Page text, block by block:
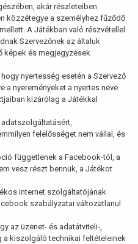
akár részleteiben
közzétegye a személyhez fűződő
A Játékban való részvétellel
Szervezőnek az általuk
és megjegyzések
nyertesség esetén a Szervező
a nyereményeket a nyertes neve
kizárólag a Játékkal
felelősséget nem vállal, és
függetlenek a Facebook-tól, a
vesz részt bennük, a Játékot
internet szolgáltatójának
szabályzatai változatlanul
az üzenet- és adatátviteli-,
a kiszolgáló technikai feltételeinek